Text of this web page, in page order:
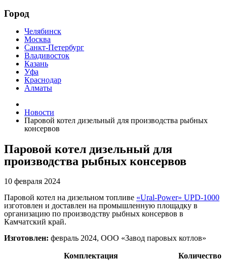
Город
Челябинск
Москва
Санкт-Петербург
Владивосток
Казань
Уфа
Краснодар
Алматы
Новости
Паровой котел дизельный для производства рыбных
консервов
Паровой котел дизельный для
производства рыбных консервов
10 февраля 2024
Паровой котел на дизельном топливе «Ural-Power» UPD-1000
изготовлен и доставлен на промышленную площадку в
организацию по производству рыбных консервов в
Камчатский край.
Изготовлен: февраль 2024, ООО «Завод паровых котлов»
Комплектация
Количество